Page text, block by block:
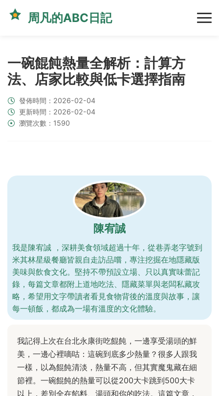
周凡的ABC日記
一碗餛飩熱量全解析：計算方
法、店家比較與低卡選擇指南
發佈時間：2026-02-04
更新時間：2026-02-04
瀏覽次數：1590
陳宥誠
我是陳宥誠 ，深耕美食領域超過十年，從巷弄老字號到
米其林星級餐廳皆親自走訪品嚐，專注挖掘在地隱藏版
美味與飲食文化。堅持不帶預設立場、只以真實味蕾記
錄，每篇文章都附上道地吃法、隱藏菜單與老闆私藏攻
略，希望用文字帶讀者看見食物背後的溫度與故事，讓
每一頓飯，都成為一場有溫度的文化體驗。
我記得上次在台北永康街吃餛飩，一邊享受湯頭的鮮
美，一邊心裡嘀咕：這碗到底多少熱量？很多人跟我
一樣，以為餛飩清淡，熱量不高，但其實魔鬼藏在細
節裡。一碗餛飩的熱量可以從200大卡跳到500大卡
以上，差別全在餡料、湯頭和你的吃法。這篇文章，